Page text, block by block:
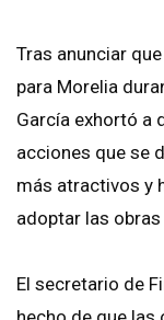
Tras anunciar
para Morelia
García exhortó a
acciones que se
más atractivos y
adoptar las
El secretario de